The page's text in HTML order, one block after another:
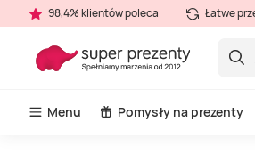
98,4% klientów poleca Łatwe
Menu Pomysły na prezenty